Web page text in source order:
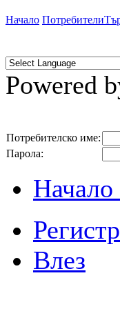
Начало Потребители
Powered
Потребителско име:
Парола:
Влез